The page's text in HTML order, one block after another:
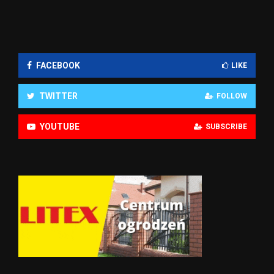
FACEBOOK LIKE
TWITTER FOLLOW
YOUTUBE SUBSCRIBE